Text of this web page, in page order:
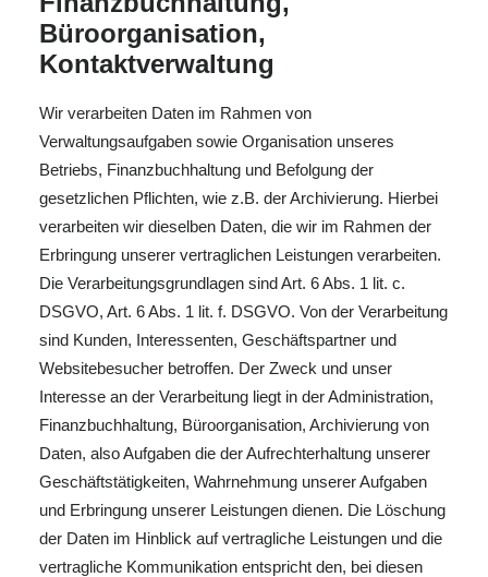
Büroorganisation,
Kontaktverwaltung
Wir verarbeiten Daten im Rahmen von
Verwaltungsaufgaben sowie Organisation unseres
Betriebs, Finanzbuchhaltung und Befolgung der
gesetzlichen Pflichten, wie z.B. der Archivierung. Hierbei
verarbeiten wir dieselben Daten, die wir im Rahmen der
Erbringung unserer vertraglichen Leistungen verarbeiten.
Die Verarbeitungsgrundlagen sind Art. 6 Abs. 1 lit. c.
DSGVO, Art. 6 Abs. 1 lit. f. DSGVO. Von der Verarbeitung
sind Kunden, Interessenten, Geschäftspartner und
Websitebesucher betroffen. Der Zweck und unser
Interesse an der Verarbeitung liegt in der Administration,
Finanzbuchhaltung, Büroorganisation, Archivierung von
Daten, also Aufgaben die der Aufrechterhaltung unserer
Geschäftstätigkeiten, Wahrnehmung unserer Aufgaben
und Erbringung unserer Leistungen dienen. Die Löschung
der Daten im Hinblick auf vertragliche Leistungen und die
vertragliche Kommunikation entspricht den, bei diesen